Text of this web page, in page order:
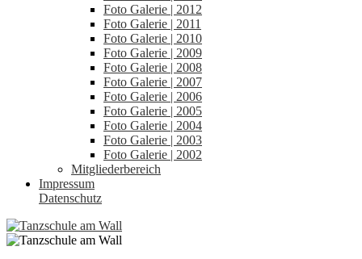
Foto Galerie | 2012
Foto Galerie | 2011
Foto Galerie | 2010
Foto Galerie | 2009
Foto Galerie | 2008
Foto Galerie | 2007
Foto Galerie | 2006
Foto Galerie | 2005
Foto Galerie | 2004
Foto Galerie | 2003
Foto Galerie | 2002
Mitgliederbereich
Impressum
Datenschutz